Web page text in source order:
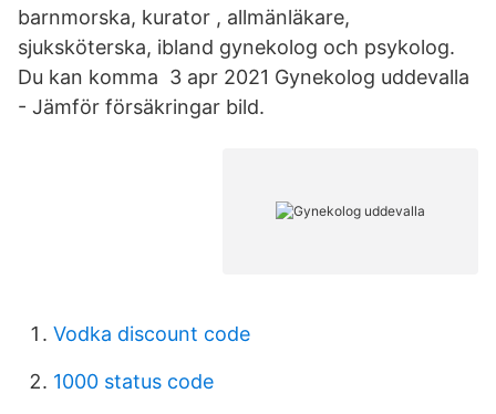
barnmorska, kurator , allmänläkare,
sjuksköterska, ibland gynekolog och psykolog.
Du kan komma 3 apr 2021 Gynekolog uddevalla
- Jämför försäkringar bild.
Vodka discount code
1000 status code